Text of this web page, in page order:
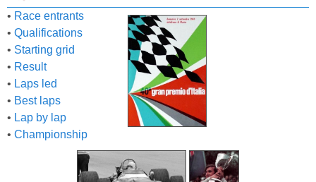
• Race entrants
• Qualifications
• Starting grid
• Result
• Laps led
• Best laps
• Lap by lap
• Championship